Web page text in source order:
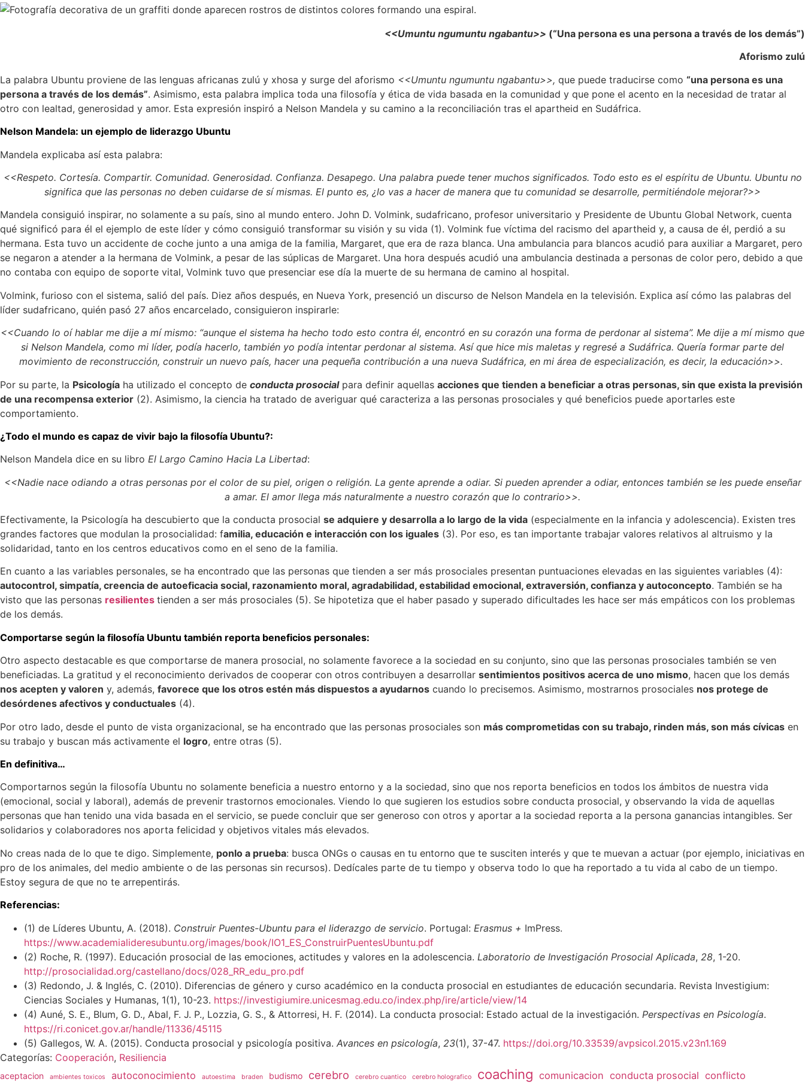
<<Umuntu ngumuntu ngabantu>> (“Una persona es una persona a través de los demás”)
Aforismo zulú
La palabra Ubuntu proviene de las lenguas africanas zulú y xhosa y surge del aforismo <<Umuntu ngumuntu ngabantu>>, que puede traducirse como “una persona es una
persona a través de los demás”. Asimismo, esta palabra implica toda una filosofía y ética de vida basada en la comunidad y que pone el acento en la necesidad de tratar al
otro con lealtad, generosidad y amor. Esta expresión inspiró a Nelson Mandela y su camino a la reconciliación tras el apartheid en Sudáfrica.
Nelson Mandela: un ejemplo de liderazgo Ubuntu
Mandela explicaba así esta palabra:
<<Respeto. Cortesía. Compartir. Comunidad. Generosidad. Confianza. Desapego. Una palabra puede tener muchos significados. Todo esto es el espíritu de Ubuntu. Ubuntu no
significa que las personas no deben cuidarse de sí mismas. El punto es, ¿lo vas a hacer de manera que tu comunidad se desarrolle, permitiéndole mejorar?>>
Mandela consiguió inspirar, no solamente a su país, sino al mundo entero. John D. Volmink, sudafricano, profesor universitario y Presidente de Ubuntu Global Network, cuenta
qué significó para él el ejemplo de este líder y cómo consiguió transformar su visión y su vida (1). Volmink fue víctima del racismo del apartheid y, a causa de él, perdió a su
hermana. Esta tuvo un accidente de coche junto a una amiga de la familia, Margaret, que era de raza blanca. Una ambulancia para blancos acudió para auxiliar a Margaret, pero
se negaron a atender a la hermana de Volmink, a pesar de las súplicas de Margaret. Una hora después acudió una ambulancia destinada a personas de color pero, debido a que
no contaba con equipo de soporte vital, Volmink tuvo que presenciar ese día la muerte de su hermana de camino al hospital.
Volmink, furioso con el sistema, salió del país. Diez años después, en Nueva York, presenció un discurso de Nelson Mandela en la televisión. Explica así cómo las palabras del
líder sudafricano, quién pasó 27 años encarcelado, consiguieron inspirarle:
<<Cuando lo oí hablar me dije a mí mismo: “aunque el sistema ha hecho todo esto contra él, encontró en su corazón una forma de perdonar al sistema”. Me dije a mí mismo que
si Nelson Mandela, como mi líder, podía hacerlo, también yo podía intentar perdonar al sistema. Así que hice mis maletas y regresé a Sudáfrica. Quería formar parte del
movimiento de reconstrucción, construir un nuevo país, hacer una pequeña contribución a una nueva Sudáfrica, en mi área de especialización, es decir, la educación>>.
Por su parte, la Psicología ha utilizado el concepto de conducta prosocial para definir aquellas acciones que tienden a beneficiar a otras personas, sin que exista la previsión
de una recompensa exterior (2). Asimismo, la ciencia ha tratado de averiguar qué caracteriza a las personas prosociales y qué beneficios puede aportarles este
comportamiento.
¿Todo el mundo es capaz de vivir bajo la filosofía Ubuntu?:
Nelson Mandela dice en su libro El Largo Camino Hacia La Libertad:
<<Nadie nace odiando a otras personas por el color de su piel, origen o religión. La gente aprende a odiar. Si pueden aprender a odiar, entonces también se les puede enseñar
a amar. El amor llega más naturalmente a nuestro corazón que lo contrario>>.
Efectivamente, la Psicología ha descubierto que la conducta prosocial se adquiere y desarrolla a lo largo de la vida (especialmente en la infancia y adolescencia). Existen tres
grandes factores que modulan la prosocialidad: familia, educación e interacción con los iguales (3). Por eso, es tan importante trabajar valores relativos al altruismo y la
solidaridad, tanto en los centros educativos como en el seno de la familia.
En cuanto a las variables personales, se ha encontrado que las personas que tienden a ser más prosociales presentan puntuaciones elevadas en las siguientes variables (4):
autocontrol, simpatía, creencia de autoeficacia social, razonamiento moral, agradabilidad, estabilidad emocional, extraversión, confianza y autoconcepto. También se ha
visto que las personas resilientes tienden a ser más prosociales (5). Se hipotetiza que el haber pasado y superado dificultades les hace ser más empáticos con los problemas
de los demás.
Comportarse según la filosofía Ubuntu también reporta beneficios personales:
Otro aspecto destacable es que comportarse de manera prosocial, no solamente favorece a la sociedad en su conjunto, sino que las personas prosociales también se ven
beneficiadas. La gratitud y el reconocimiento derivados de cooperar con otros contribuyen a desarrollar sentimientos positivos acerca de uno mismo, hacen que los demás
nos acepten y valoren y, además, favorece que los otros estén más dispuestos a ayudarnos cuando lo precisemos. Asimismo, mostrarnos prosociales nos protege de
desórdenes afectivos y conductuales (4).
Por otro lado, desde el punto de vista organizacional, se ha encontrado que las personas prosociales son más comprometidas con su trabajo, rinden más, son más cívicas en
su trabajo y buscan más activamente el logro, entre otras (5).
En definitiva…
Comportarnos según la filosofía Ubuntu no solamente beneficia a nuestro entorno y a la sociedad, sino que nos reporta beneficios en todos los ámbitos de nuestra vida
(emocional, social y laboral), además de prevenir trastornos emocionales. Viendo lo que sugieren los estudios sobre conducta prosocial, y observando la vida de aquellas
personas que han tenido una vida basada en el servicio, se puede concluir que ser generoso con otros y aportar a la sociedad reporta a la persona ganancias intangibles. Ser
solidarios y colaboradores nos aporta felicidad y objetivos vitales más elevados.
No creas nada de lo que te digo. Simplemente, ponlo a prueba: busca ONGs o causas en tu entorno que te susciten interés y que te muevan a actuar (por ejemplo, iniciativas en
pro de los animales, del medio ambiente o de las personas sin recursos). Dedícales parte de tu tiempo y observa todo lo que ha reportado a tu vida al cabo de un tiempo.
Estoy segura de que no te arrepentirás.
Referencias:
(1) de Líderes Ubuntu, A. (2018). Construir Puentes-Ubuntu para el liderazgo de servicio. Portugal: Erasmus + ImPress.
https://www.academialideresubuntu.org/images/book/IO1_ES_ConstruirPuentesUbuntu.pdf
(2) Roche, R. (1997). Educación prosocial de las emociones, actitudes y valores en la adolescencia. Laboratorio de Investigación Prosocial Aplicada, 28, 1-20.
http://prosocialidad.org/castellano/docs/028_RR_edu_pro.pdf
(3) Redondo, J. & Inglés, C. (2010). Diferencias de género y curso académico en la conducta prosocial en estudiantes de educación secundaria. Revista Investigium:
Ciencias Sociales y Humanas, 1(1), 10-23. https://investigiumire.unicesmag.edu.co/index.php/ire/article/view/14
(4) Auné, S. E., Blum, G. D., Abal, F. J. P., Lozzia, G. S., & Attorresi, H. F. (2014). La conducta prosocial: Estado actual de la investigación. Perspectivas en Psicología.
https://ri.conicet.gov.ar/handle/11336/45115
(5) Gallegos, W. A. (2015). Conducta prosocial y psicología positiva. Avances en psicología, 23(1), 37-47. https://doi.org/10.33539/avpsicol.2015.v23n1.169
Categorías: Cooperación, Resiliencia
aceptacion ambientes toxicos autoconocimiento autoestima braden budismo cerebro cerebro cuantico cerebro holografico coaching comunicacion conducta prosocial conflicto